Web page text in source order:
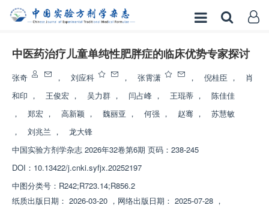
中医药治疗儿童单纯性肥胖症的临床优势专家探讨
张奇 ， 刘应科 ， 张霄潇 ， 倪桂臣 ，
肖
和印 ， 王俊宏 ， 吴力群 ， 闫占峰 ， 王琨蒂 ，
陈佳佳
，
郑宏 ， 高新颖 ， 魏丽亚 ， 何强 ， 赵骞 ，
苏慧敏
，
刘兆兰 ，
龙大锋
中国实验方剂学杂志 2026年32卷第6期 页码：238-245
DOI： 10.13422/j.cnki.syfjx.20252197
中图分类号： R242;R723.14;R856.2
纸质出版日期： 2026-03-20 ， 网络出版日期： 2025-07-28 ，